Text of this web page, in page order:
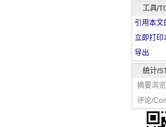
工具/
引用本
立即打印
导出
统计/
摘要浏
评论/